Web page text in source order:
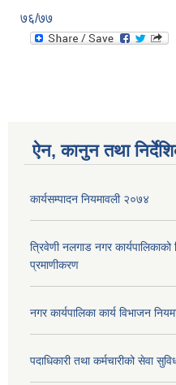
७६/७७
ऐन, कानुन तथा
कार्यसम्पादन नियमावली २०७४
त्रिवेणी नलगाड नगर
प्रमाणीकरण
नगर कार्यपालिका कार्य विभाजन
पदाधिकारी तथा कर्मचारीको सेवा